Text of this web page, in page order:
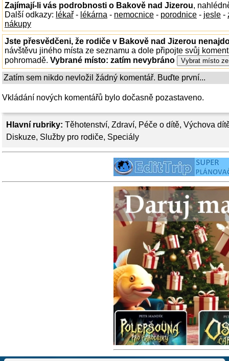
Hlavní rubriky: Těhotenství, Zdraví, Péče o dítě, Výchova
Diskuze, Služby pro rodiče, Speciály
Zajímají-li vás podrobnosti o Bakově nad Jizerou,
Další odkazy: lékař - lékárna - nemocnice - porodnice - jesle -
nákupy
Jste přesvědčeni, že rodiče v Bakově nad Jizerou
návštěvu jiného místa ze seznamu a dole připojte svůj
pohromadě. Vybrané místo: zatím nevybráno
Zatím sem nikdo nevložil žádný komentář. Buďte první...
Vkládání nových komentářů bylo dočasně pozastaveno.